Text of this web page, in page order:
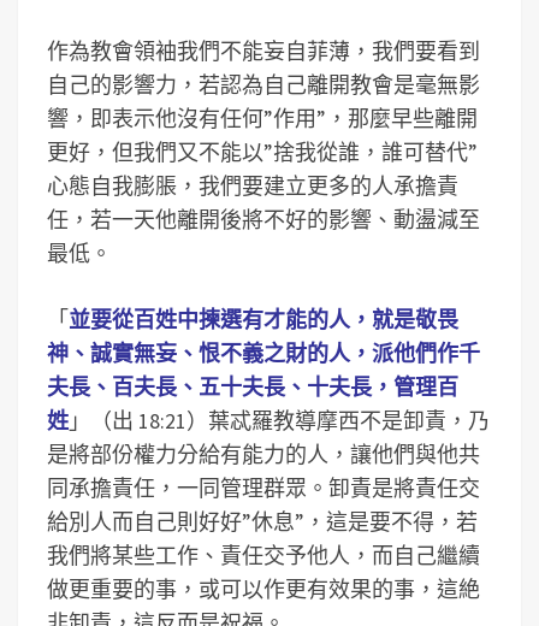
作為教會領袖我們不能妄自菲薄，我們要看到
自己的影響力，若認為自己離開教會是毫無影
響，即表示他沒有任何”作用”，那麼早些離開
更好，但我們又不能以”捨我從誰，誰可替代”
心態自我膨脹，我們要建立更多的人承擔責
任，若一天他離開後將不好的影響、動盪減至
最低。
「並要從百姓中揀選有才能的人，就是敬畏
神、誠實無妄、恨不義之財的人，派他們作千
夫長、百夫長、五十夫長、十夫長，管理百
姓 」（出 18:21）葉忒羅教導摩西不是卸責，乃
是將部份權力分給有能力的人，讓他們與他共
同承擔責任，一同管理群眾。卸責是將責任交
給別人而自己則好好”休息”，這是要不得，若
我們將某些工作、責任交予他人，而自己繼續
做更重要的事，或可以作更有效果的事，這絶